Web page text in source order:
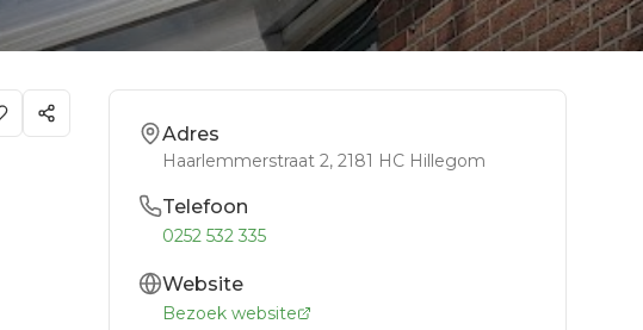
Adres
Haarlemmerstraat 2, 2181 HC Hillegom
Telefoon
0252 532 335
Website
Bezoek website